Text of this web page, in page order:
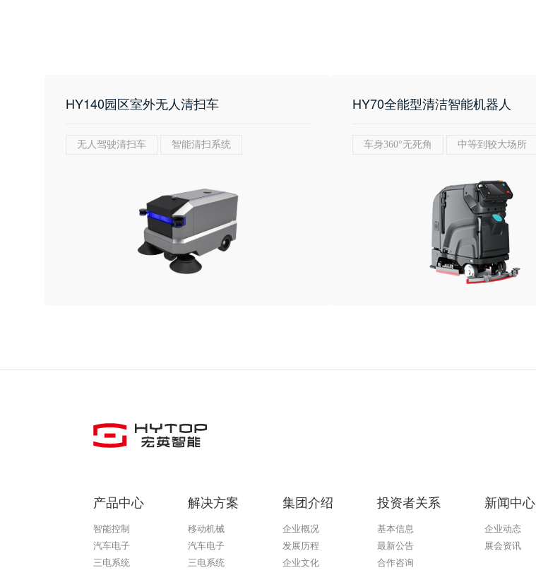
HY140园区室外无人清扫车
无人驾驶清扫车 智能清扫系统
HY70全能型清洁智能机器人
车身360°无死角 中等到较大场所
产品中心
智能控制
汽车电子
三电系统
解决方案
移动机械
汽车电子
三电系统
集团介绍
企业概况
发展历程
企业文化
投资者关系
基本信息
最新公告
合作咨询
新闻中心
企业动态
展会资讯